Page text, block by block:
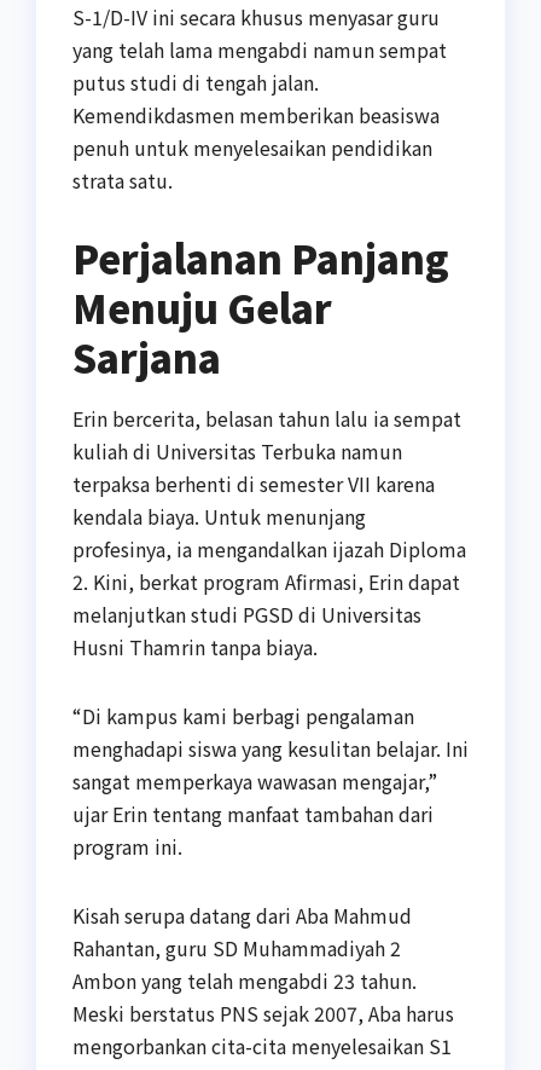
S-1/D-IV ini secara khusus menyasar guru
yang telah lama mengabdi namun sempat
putus studi di tengah jalan.
Kemendikdasmen memberikan beasiswa
penuh untuk menyelesaikan pendidikan
strata satu.
Perjalanan Panjang
Menuju Gelar
Sarjana
Erin bercerita, belasan tahun lalu ia sempat
kuliah di Universitas Terbuka namun
terpaksa berhenti di semester VII karena
kendala biaya. Untuk menunjang
profesinya, ia mengandalkan ijazah Diploma
2. Kini, berkat program Afirmasi, Erin dapat
melanjutkan studi PGSD di Universitas
Husni Thamrin tanpa biaya.
“Di kampus kami berbagi pengalaman
menghadapi siswa yang kesulitan belajar. Ini
sangat memperkaya wawasan mengajar,”
ujar Erin tentang manfaat tambahan dari
program ini.
Kisah serupa datang dari Aba Mahmud
Rahantan, guru SD Muhammadiyah 2
Ambon yang telah mengabdi 23 tahun.
Meski berstatus PNS sejak 2007, Aba harus
mengorbankan cita-cita menyelesaikan S1